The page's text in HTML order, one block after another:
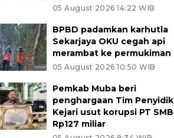
05 August 2026 14:22 WIB
BPBD padamkan karhutla
Sekarjaya OKU cegah api
merambat ke permukiman
05 August 2026 10:50 WIB
Pemkab Muba beri
penghargaan Tim Penyidik
Kejari usut korupsi PT SMB
Rp127 miliar